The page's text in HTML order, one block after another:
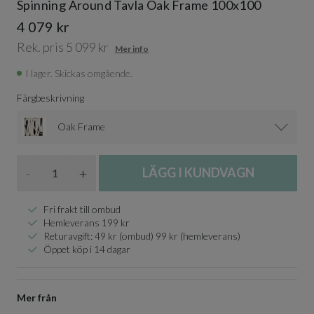
Spinning Around Tavla Oak Frame 100x100
4 079 kr
Rek. pris 5 099 kr Mer info
I lager. Skickas omgående.
Färgbeskrivning
Oak Frame
- + LÄGG I KUNDVAGN
Fri frakt till ombud
Hemleverans 199 kr
Returavgift: 49 kr (ombud) 99 kr (hemleverans)
Öppet köp i 14 dagar
Mer från